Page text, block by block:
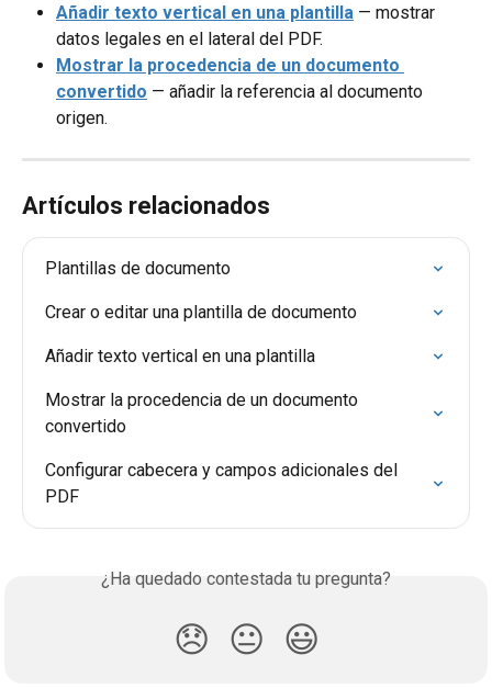
Añadir texto vertical en una plantilla — mostrar
datos legales en el lateral del PDF.
Mostrar la procedencia de un documento
convertido — añadir la referencia al documento
origen.
Artículos relacionados
Plantillas de documento
Crear o editar una plantilla de documento
Añadir texto vertical en una plantilla
Mostrar la procedencia de un documento
convertido
Configurar cabecera y campos adicionales del
PDF
¿Ha quedado contestada tu pregunta?
😞 😐 😃